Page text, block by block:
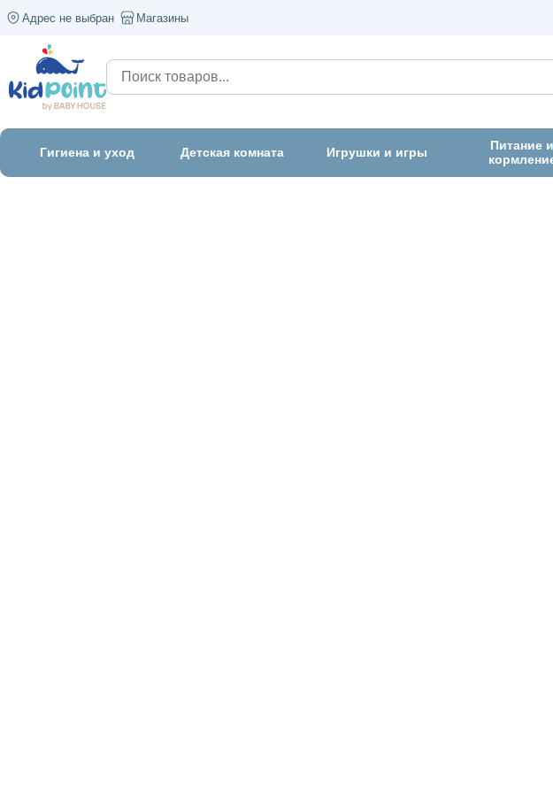
Адрес не выбран Магазины
Гигиена и уход Детская комната Игрушки и игры
Питание и